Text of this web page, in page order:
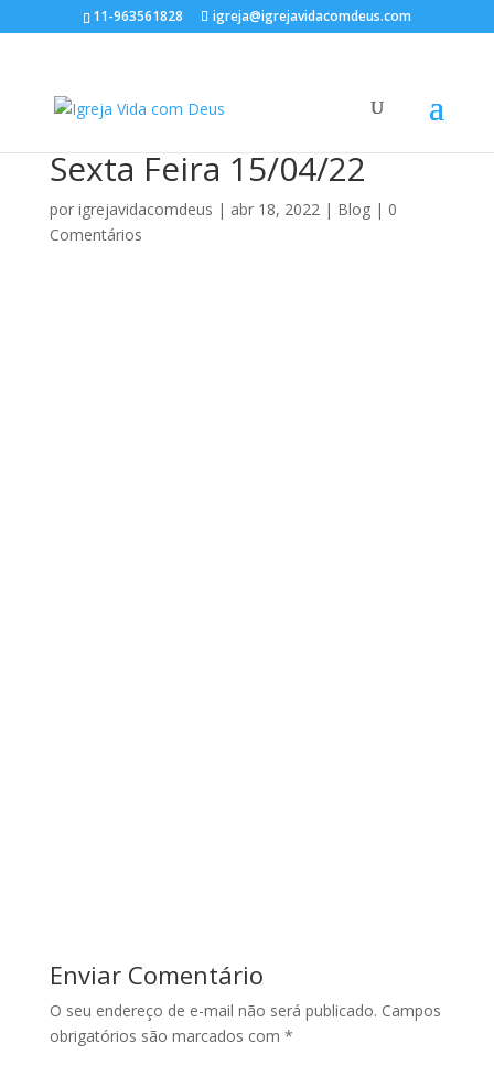
11-963561828 igreja@igrejavidacomdeus.com
Sexta Feira 15/04/22
por igrejavidacomdeus | abr 18, 2022| Blog| 0
Comentários
Enviar Comentário
O seu endereço de e-mail não será publicado. Campos
obrigatórios são marcados com *